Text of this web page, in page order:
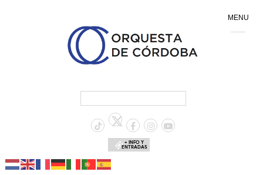
+ INFO Y
ENTRADAS
MENU